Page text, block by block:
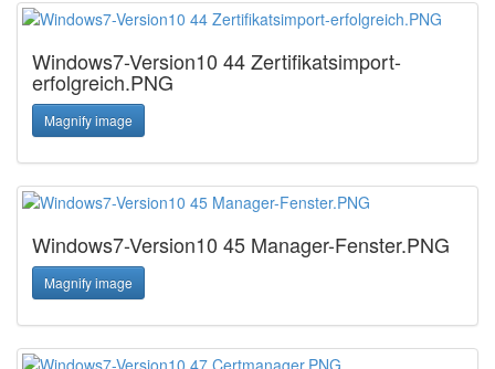
Windows7-Version10 44 Zertifikatsimport-
erfolgreich.PNG
Magnify image
Windows7-Version10 45 Manager-Fenster.PNG
Magnify image